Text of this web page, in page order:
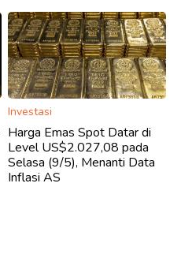
Investasi
Harga Emas Spot Datar di
Level US$2.027,08 pada
Selasa (9/5), Menanti Data
Inflasi AS